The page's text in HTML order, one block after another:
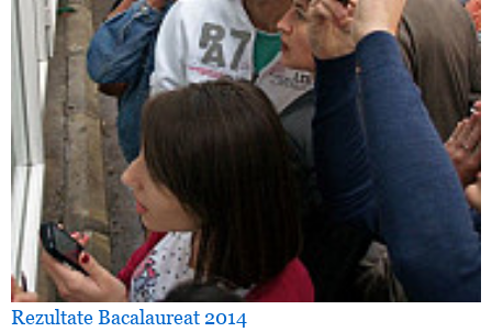
Rezultate Bacalaureat 2014